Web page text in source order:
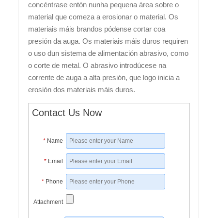
concéntrase entón nunha pequena área sobre o
material que comeza a erosionar o material. Os
materiais máis brandos pódense cortar coa
presión da auga. Os materiais máis duros requiren
o uso dun sistema de alimentación abrasivo, como
o corte de metal. O abrasivo introdúcese na
corrente de auga a alta presión, que logo inicia a
erosión dos materiais máis duros.
Contact Us Now
* Name
* Email
* Phone
Attachment